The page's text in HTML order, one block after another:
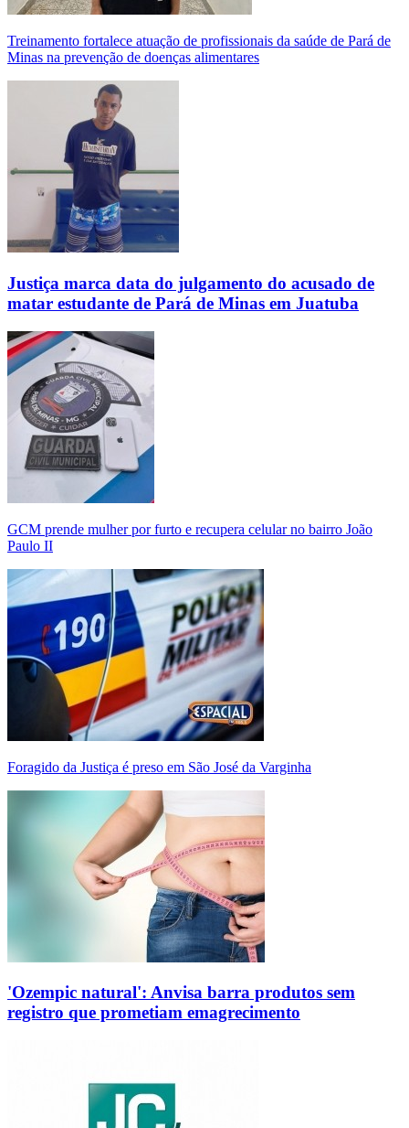
Treinamento fortalece atuação de profissionais da saúde de Pará de
Minas na prevenção de doenças alimentares
Justiça marca data do julgamento do acusado de
matar estudante de Pará de Minas em Juatuba
GCM prende mulher por furto e recupera celular no bairro João
Paulo II
Foragido da Justiça é preso em São José da Varginha
'Ozempic natural': Anvisa barra produtos sem
registro que prometiam emagrecimento